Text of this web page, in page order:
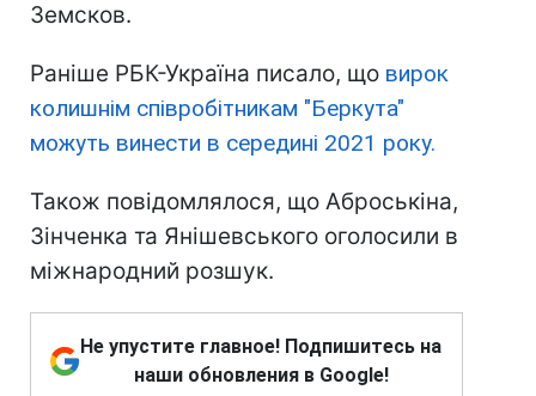
Земсков.
Раніше РБК-Україна писало, що вирок
колишнім співробітникам "Беркута"
можуть винести в середині 2021 року.
Також повідомлялося, що Аброськіна,
Зінченка та Янішевського оголосили в
міжнародний розшук.
Не упустите главное! Подпишитесь на
наши обновления в Google!